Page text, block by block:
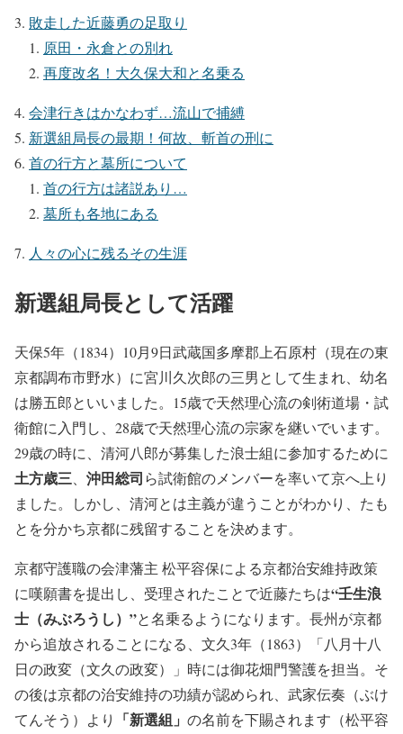
敗走した近藤勇の足取り
原田・永倉との別れ
再度改名！大久保大和と名乗る
会津行きはかなわず…流山で捕縛
新選組局長の最期！何故、斬首の刑に
首の行方と墓所について
首の行方は諸説あり…
墓所も各地にある
人々の心に残るその生涯
新選組局長として活躍
天保5年（1834）10月9日武蔵国多摩郡上石原村（現在の東
京都調布市野水）に宮川久次郎の三男として生まれ、幼名
は勝五郎といいました。15歳で天然理心流の剣術道場・試
衛館に入門し、28歳で天然理心流の宗家を継いでいます。
29歳の時に、清河八郎が募集した浪士組に参加するために
土方歳三 沖田総司ら試衛館のメンバーを率いて京へ上り
ました。しかし、清河とは主義が違うことがわかり、たも
とを分かち京都に残留することを決めます。
京都守護職の会津藩主 松平容保による京都治安維持政策
に嘆願書を提出し、受理されたことで近藤たちは“壬生浪
士（みぶろうし）”と名乗るようになります。長州が京都
から追放されることになる、文久3年（1863）「八月十八
日の政変（文久の政変）」時には御花畑門警護を担当。そ
の後は京都の治安維持の功績が認められ、武家伝奏（ぶけ
てんそう）より
「新選組」 の名前を下賜されます（松平容